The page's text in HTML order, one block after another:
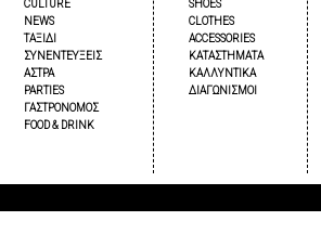
CULTURE
NEWS
ΤΑΞΙΔΙ
ΣΥΝΕΝΤΕΥΞΕΙΣ
ΑΣΤΡΑ
PARTIES
ΓΑΣΤΡΟΝΟΜΟΣ
FOOD & DRINK
SHOES
CLOTHES
ACCESSORIES
ΚΑΤΑΣΤΗΜΑΤΑ
ΚΑΛΛΥΝΤΙΚΑ
ΔΙΑΓΩΝΙΣΜΟΙ